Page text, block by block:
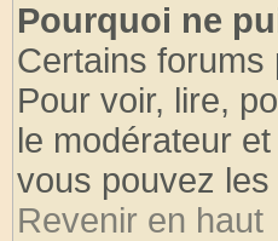
Pourquoi ne
Certains forums
Pour voir, lire,
le modérateur
vous pouvez
Revenir en haut